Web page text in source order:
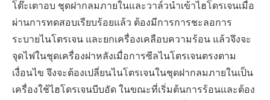
โต๊ะเตาอบ ชุดฝากลมภายในและวาล์วนำเข้าไฮโดรเจนเมื่อ
ผ่านการทดสอบเรียบร้อยแล้ว ต้องมีการการชะลอการ
ระบายไนโตรเจน และยกเครื่องเคลือบความร้อน แล้วจึงจะ
จุดไฟในชุดเครื่องฝาหลังเมื่อการซีลไนโตรเจนตรงตาม
เงื่อนไข จึงจะต้องเปลี่ยนไนโตรเจนในชุดฝากลมภายในเป็น
เครื่องใช้ไฮโดรเจนบีบอัด ในขณะที่เริ่มต้นการร้อนและต้อง